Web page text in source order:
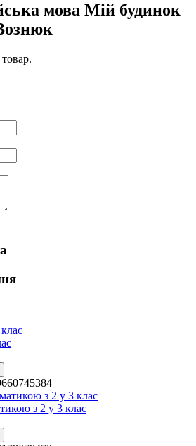
мова Мій будинок
з 2 у 3 клас